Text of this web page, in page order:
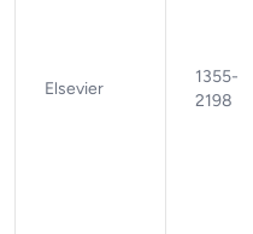
Elsevier
1355-
2198